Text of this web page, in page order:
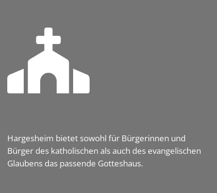
Hargesheim bietet sowohl für Bürgerinnen und
Bürger des katholischen als auch des evangelischen
Glaubens das passende Gotteshaus.